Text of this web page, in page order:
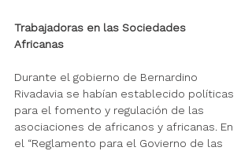
Trabajadoras en las Sociedades
Africanas
Durante el gobierno de Bernardino
Rivadavia se habían establecido políticas
para el fomento y regulación de las
asociaciones de africanos y africanas. En
el “Reglamento para el Govierno de las